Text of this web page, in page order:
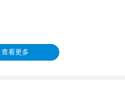
查看更多